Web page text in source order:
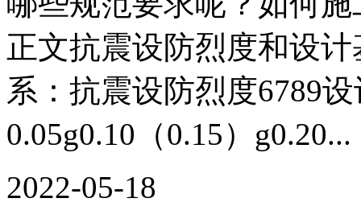
正文抗震设防烈度和设
系：抗震设防烈度6789
0.05g0.10（0.15）g0.20...
2022-05-18